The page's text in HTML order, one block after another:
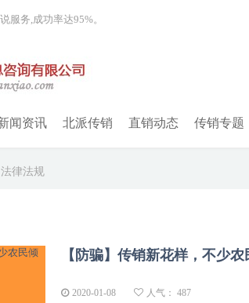
闻资讯 北派传销 直销动态 传销专题
服务,成功率达95%。
法律法规
【防骗】传销新花样，不少
2020-01-08 人气： 487